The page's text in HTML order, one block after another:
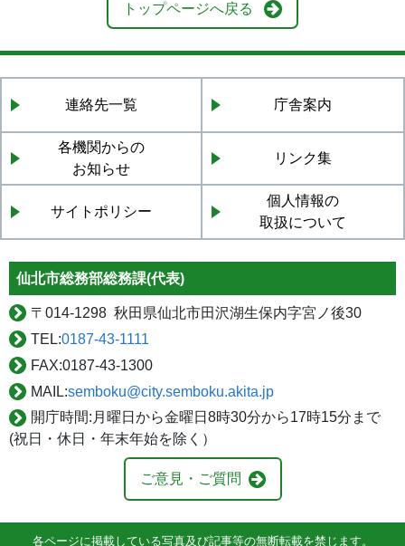
トップページへ戻る
連絡先一覧 庁舎案内
各機関からの
お知らせ
リンク集
サイトポリシー
個人情報の
取扱について
仙北市総務部総務課(代表)
〒 014-1298 秋田県仙北市田沢湖生保内字宮ノ後30
TEL:0187-43-1111
FAX:0187-43-1300
MAIL:semboku@city.semboku.akita.jp
開庁時間: 月曜日から金曜日8時30分から17時15分まで
(祝日・休日・年末年始を除く）
ご意見・ご質問
各ページに掲載している写真及び記事等の無断転載を禁じます。